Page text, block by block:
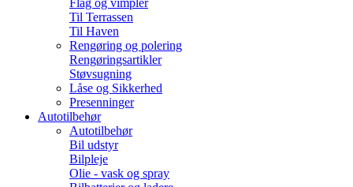
Flag og vimpler
Til Terrassen
Til Haven
Rengøring og polering
Rengøringsartikler
Støvsugning
Låse og Sikkerhed
Presenninger
Autotilbehør
Autotilbehør
Bil udstyr
Bilpleje
Olie - vask og spray